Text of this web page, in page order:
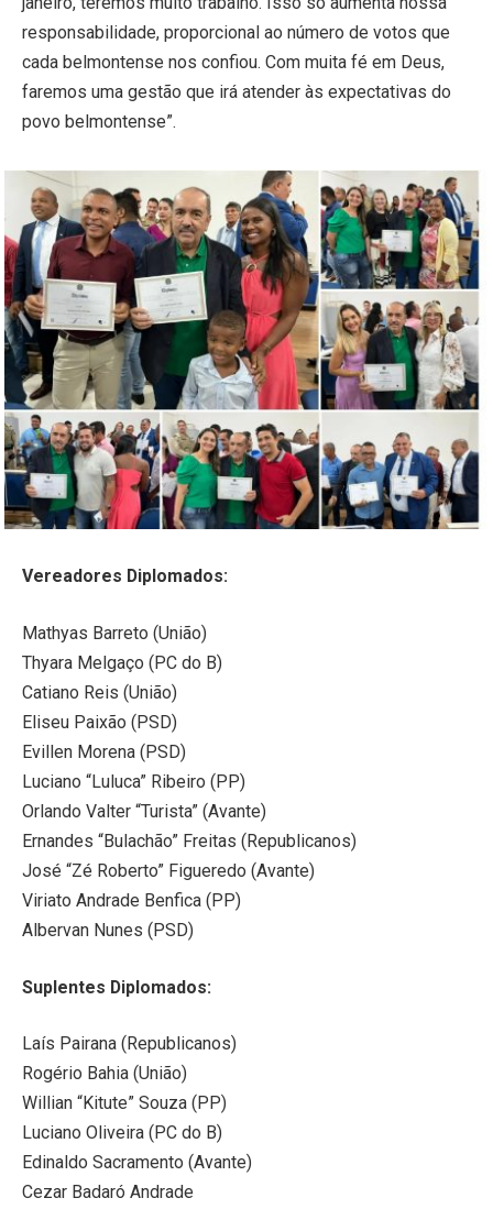
responsabilidade, proporcional ao número de votos que
cada belmontense nos confiou. Com muita fé em Deus,
faremos uma gestão que irá atender às expectativas do
povo belmontense”.
Vereadores Diplomados:
Mathyas Barreto (União)
Thyara Melgaço (PC do B)
Catiano Reis (União)
Eliseu Paixão (PSD)
Evillen Morena (PSD)
Luciano “Luluca” Ribeiro (PP)
Orlando Valter “Turista” (Avante)
Ernandes “Bulachão” Freitas (Republicanos)
José “Zé Roberto” Figueredo (Avante)
Viriato Andrade Benfica (PP)
Albervan Nunes (PSD)
Suplentes Diplomados:
Laís Pairana (Republicanos)
Rogério Bahia (União)
Willian “Kitute” Souza (PP)
Luciano Oliveira (PC do B)
Edinaldo Sacramento (Avante)
Cezar Badaró Andrade